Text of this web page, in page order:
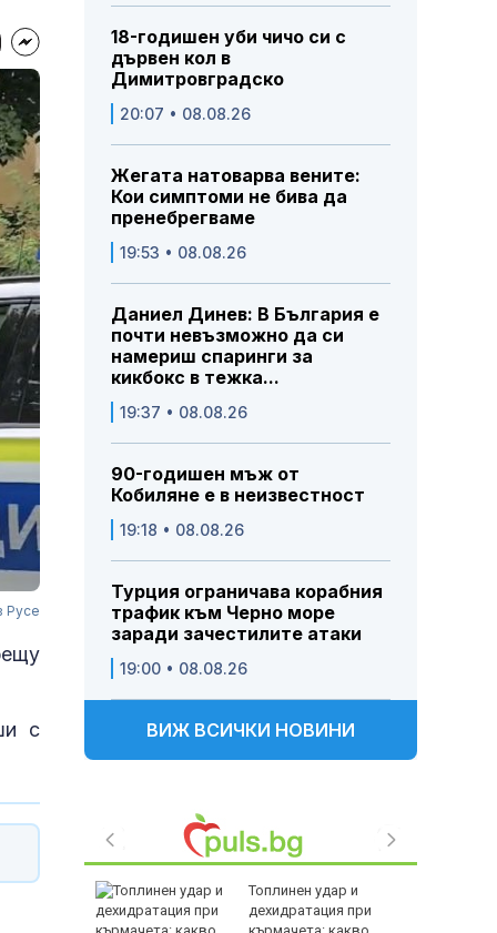
Русе
с
18-годишен уби чичо си с
дървен кол в
Димитровградско
20:07 • 08.08.26
Жегата натоварва вените:
Кои симптоми не бива да
пренебрегваме
19:53 • 08.08.26
Даниел Динев: В България е
почти невъзможно да си
намериш спаринги за
кикбокс в тежка...
19:37 • 08.08.26
90-годишен мъж от
Кобиляне е в неизвестност
19:18 • 08.08.26
Турция ограничава корабния
трафик към Черно море
заради зачестилите атаки
19:00 • 08.08.26
ВИЖ ВСИЧКИ НОВИНИ
Топлинен удар и
дехидратация при